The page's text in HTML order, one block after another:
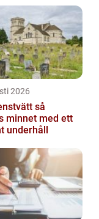
2026
så
minnet med ett
underhåll